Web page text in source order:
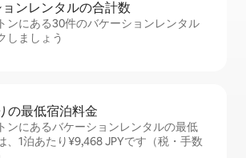
ンレ⁠ン⁠タ⁠ル⁠の合⁠計⁠数
ンにある30件のバケーションレンタル
しましょう
の最⁠低⁠宿⁠泊⁠料⁠金
ンにあるバケーションレンタルの最低
、1泊あたり¥9,468 JPYです（税・手数